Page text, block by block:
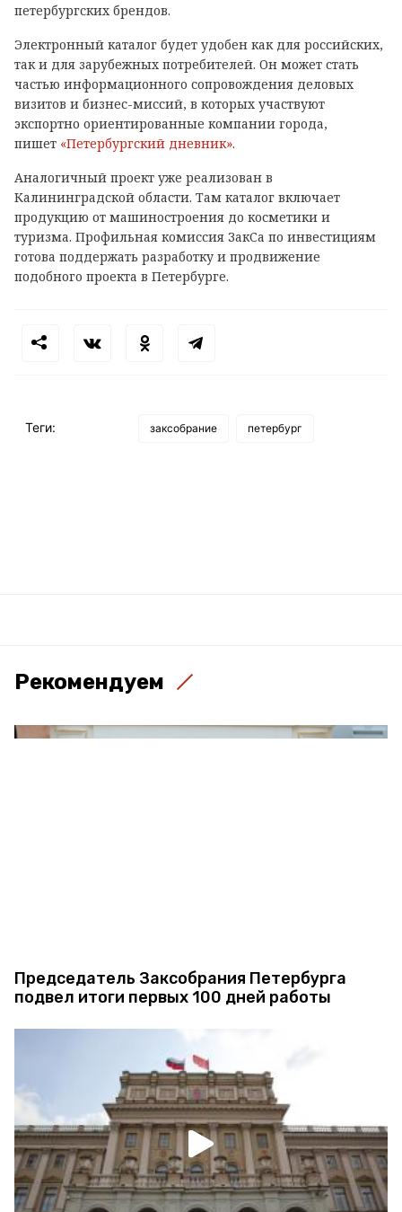
петербургских брендов.
Электронный каталог будет удобен как для российских,
так и для зарубежных потребителей. Он может стать
частью информационного сопровождения деловых
визитов и бизнес-миссий, в которых участвуют
экспортно ориентированные компании города,
пишет «Петербургский дневник».
Аналогичный проект уже реализован в
Калининградской области. Там каталог включает
продукцию от машиностроения до косметики и
туризма. Профильная комиссия ЗакСа по инвестициям
готова поддержать разработку и продвижение
подобного проекта в Петербурге.
Теги: заксобрание петербург
Рекомендуем
Председатель Заксобрания Петербурга
подвел итоги первых 100 дней работы